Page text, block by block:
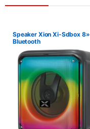
Speaker Xion Xi-Sdbox 8»
Bluetooth